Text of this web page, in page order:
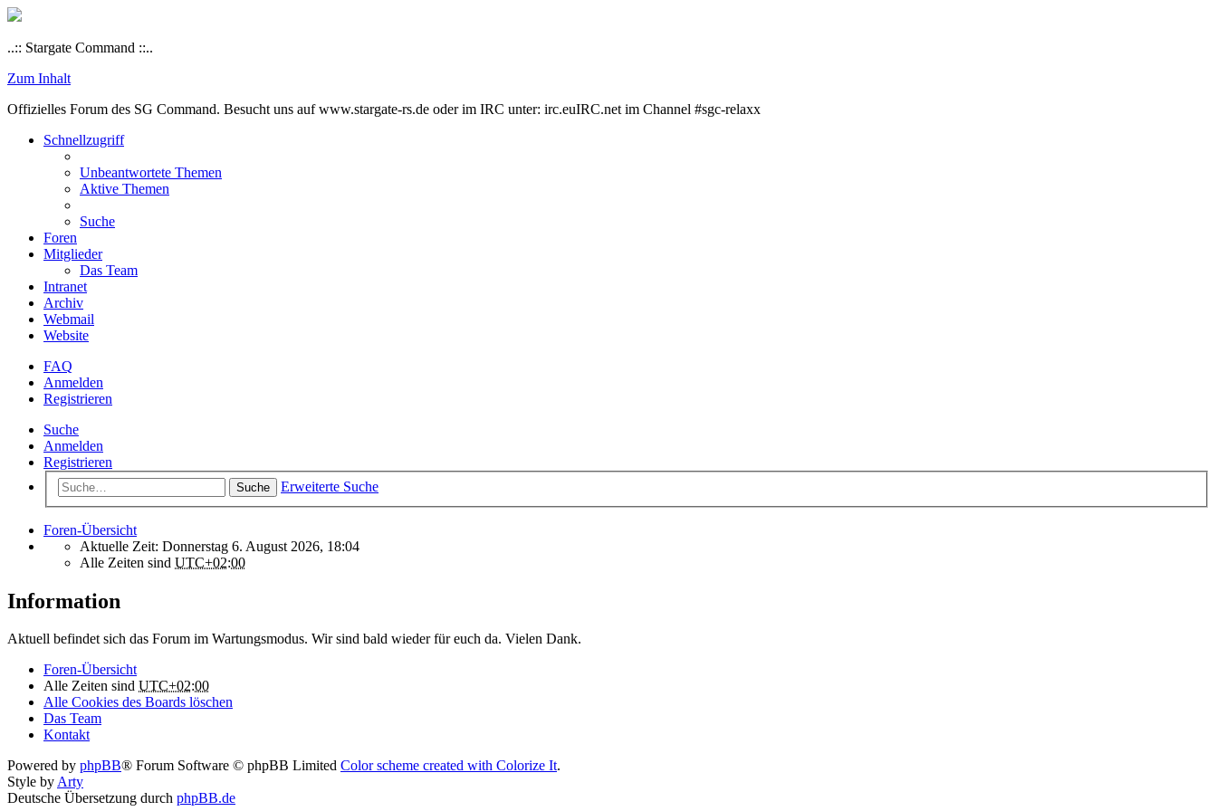
..:: Stargate Command ::..
Zum Inhalt
Offizielles Forum des SG Command. Besucht uns auf www.stargate-rs.de oder im IRC unter: irc.euIRC.net im Channel #sgc-relaxx
Schnellzugriff
Unbeantwortete Themen
Aktive Themen
Suche
Foren
Mitglieder
Das Team
Intranet
Archiv
Webmail
Website
FAQ
Anmelden
Registrieren
Suche
Anmelden
Registrieren
Suche Erweiterte Suche
Foren-Übersicht
Aktuelle Zeit: Donnerstag 6. August 2026, 18:04
Alle Zeiten sind UTC+02:00
Information
Aktuell befindet sich das Forum im Wartungsmodus. Wir sind bald wieder für euch da. Vielen Dank.
Foren-Übersicht
Alle Zeiten sind UTC+02:00
Alle Cookies des Boards löschen
Das Team
Kontakt
Powered by phpBB® Forum Software © phpBB Limited Color scheme created with Colorize It.
Style byArty
Deutsche Übersetzung durch phpBB.de